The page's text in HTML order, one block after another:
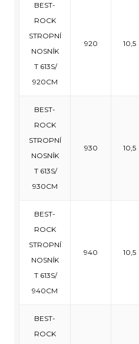
BEST-
ROCK
STROPNÍ
NOSNÍK
T 613S/
920CM
920 10,5
BEST-
ROCK
STROPNÍ
NOSNÍK
T 613S/
930CM
930 10,5
BEST-
ROCK
STROPNÍ
NOSNÍK
T 613S/
940CM
940 10,5
BEST-
ROCK